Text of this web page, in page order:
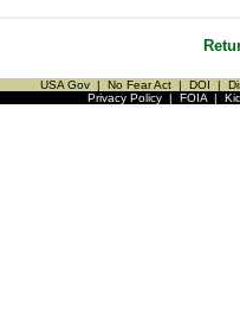
USA Gov | No Fear Act | DOI |
Privacy Policy| FOIA|